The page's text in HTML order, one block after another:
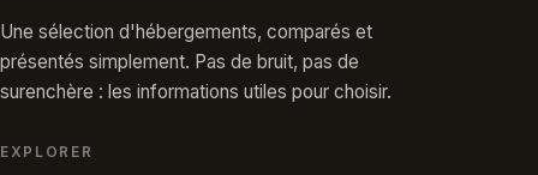
Une sélection d'hébergements, comparés et
présentés simplement. Pas de bruit, pas de
surenchère : les informations utiles pour choisir.
EXPLORER